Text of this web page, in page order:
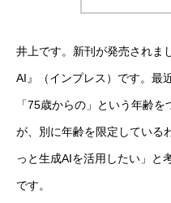
井上です。新刊が発売されま
AI』（インプレス）です。最
「75歳からの」という年齢
が、別に年齢を限定している
っと生成AIを活用したい」と
です。